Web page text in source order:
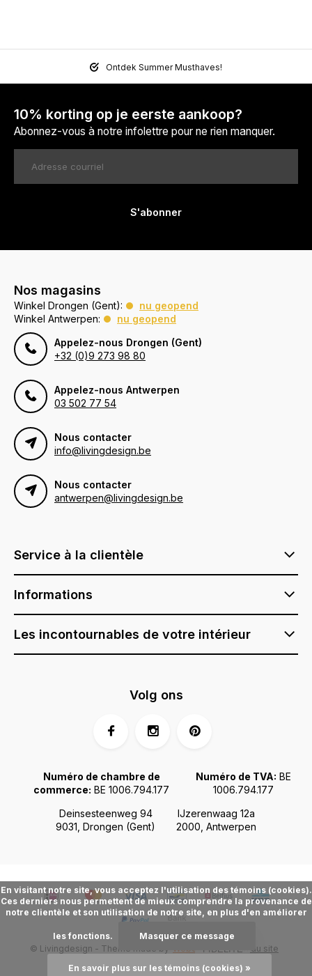
Ontdek Summer Musthaves!
10% korting op je eerste aankoop?
Abonnez-vous à notre infolettre pour ne rien manquer.
S'abonner
Nos magasins
Winkel Drongen (Gent):
nu geopend
Winkel Antwerpen:
nu geopend
Appelez-nous Drongen (Gent)
+32 (0)9 273 98 80
Appelez-nous Antwerpen
03 502 77 54
Nous contacter
info@livingdesign.be
Nous contacter
antwerpen@livingdesign.be
Service à la clientèle
Informations
Les incontournables de votre intérieur
Deinsesteenweg 94
9031, Drongen (Gent)
IJzerenwaag 12a
2000, Antwerpen
Numéro de chambre de
commerce: BE 1006.794.177
Numéro de TVA: BE
1006.794.177
Volg ons
© Livingdesign - Theme made by Webdinge.nl Plan du site
En visitant notre site, vous acceptez l'utilisation des témoins (cookies).
Ces derniers nous permettent de mieux comprendre la provenance de
notre clientèle et son utilisation de notre site, en plus d'en améliorer
les fonctions. Masquer ce message
En savoir plus sur les témoins (cookies) »
FIDÉLITÉ